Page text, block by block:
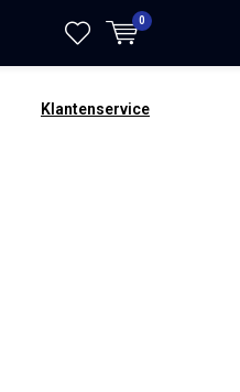
0
Klantenservice